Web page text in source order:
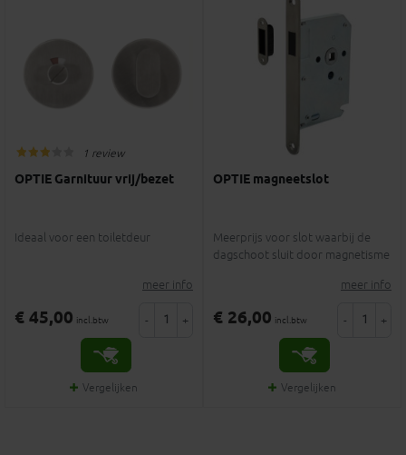
1 review
OPTIE Garnituur vrij/bezet
Ideaal voor een toiletdeur
meer info
€ 45,00 incl.btw - +
Vergelijken
OPTIE magneetslot
Meerprijs voor slot waarbij de
dagschoot sluit door magnetisme
meer info
€ 26,00 incl.btw - +
Vergelijken